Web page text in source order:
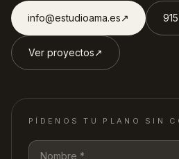
info@estudioama.es↗︎
Ver proyectos↗︎
PÍDENOS TU PLANO SIN